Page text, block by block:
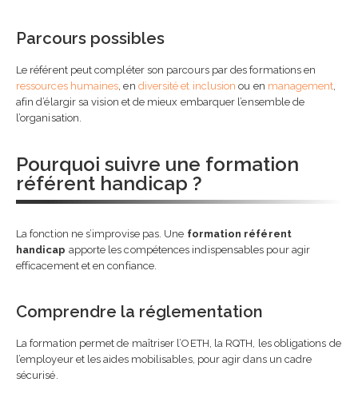
Parcours possibles
Le référent peut compléter son parcours par des formations en
ressources humaines, en diversité et inclusion ou en management,
afin d’élargir sa vision et de mieux embarquer l’ensemble de
l’organisation.
Pourquoi suivre une formation
référent handicap ?
La fonction ne s’improvise pas. Une formation référent
handicap apporte les compétences indispensables pour agir
efficacement et en confiance.
Comprendre la réglementation
La formation permet de maîtriser l’OETH, la RQTH, les obligations de
l’employeur et les aides mobilisables, pour agir dans un cadre
sécurisé.